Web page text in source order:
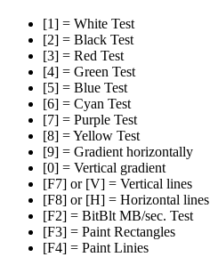
[1] = White Test
[2] = Black Test
[3] = Red Test
[4] = Green Test
[5] = Blue Test
[6] = Cyan Test
[7] = Purple Test
[8] = Yellow Test
[9] = Gradient horizontally
[0] = Vertical gradient
[F7] or [V] = Vertical lines
[F8] or [H] = Horizontal lines
[F2] = BitBlt MB/sec. Test
[F3] = Paint Rectangles
[F4] = Paint Linies